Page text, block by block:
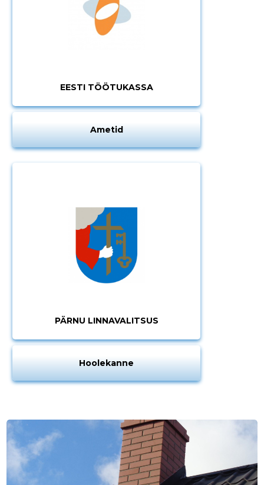
EESTI TÖÖTUKASSA
Ametid
PÄRNU LINNAVALITSUS
Hoolekanne